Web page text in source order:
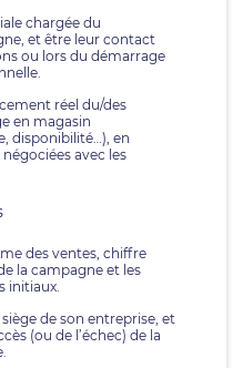
chargée du
et être leur contact
ou lors du démarrage
réel du/des
en magasin
disponibilité…), en
avec les
des ventes, chiffre
la campagne et les
initiaux.
de son entreprise, et
(ou de l’échec) de la